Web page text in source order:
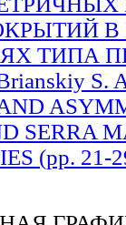
ТИПА
S.
SERRA
(pp. 21-